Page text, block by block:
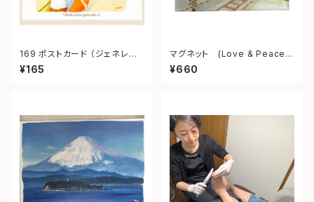
169 ポストカード （ジェネレー
ション） ”Generation”
¥165
マグネット (Love & Peace f
rom shonan)
¥660